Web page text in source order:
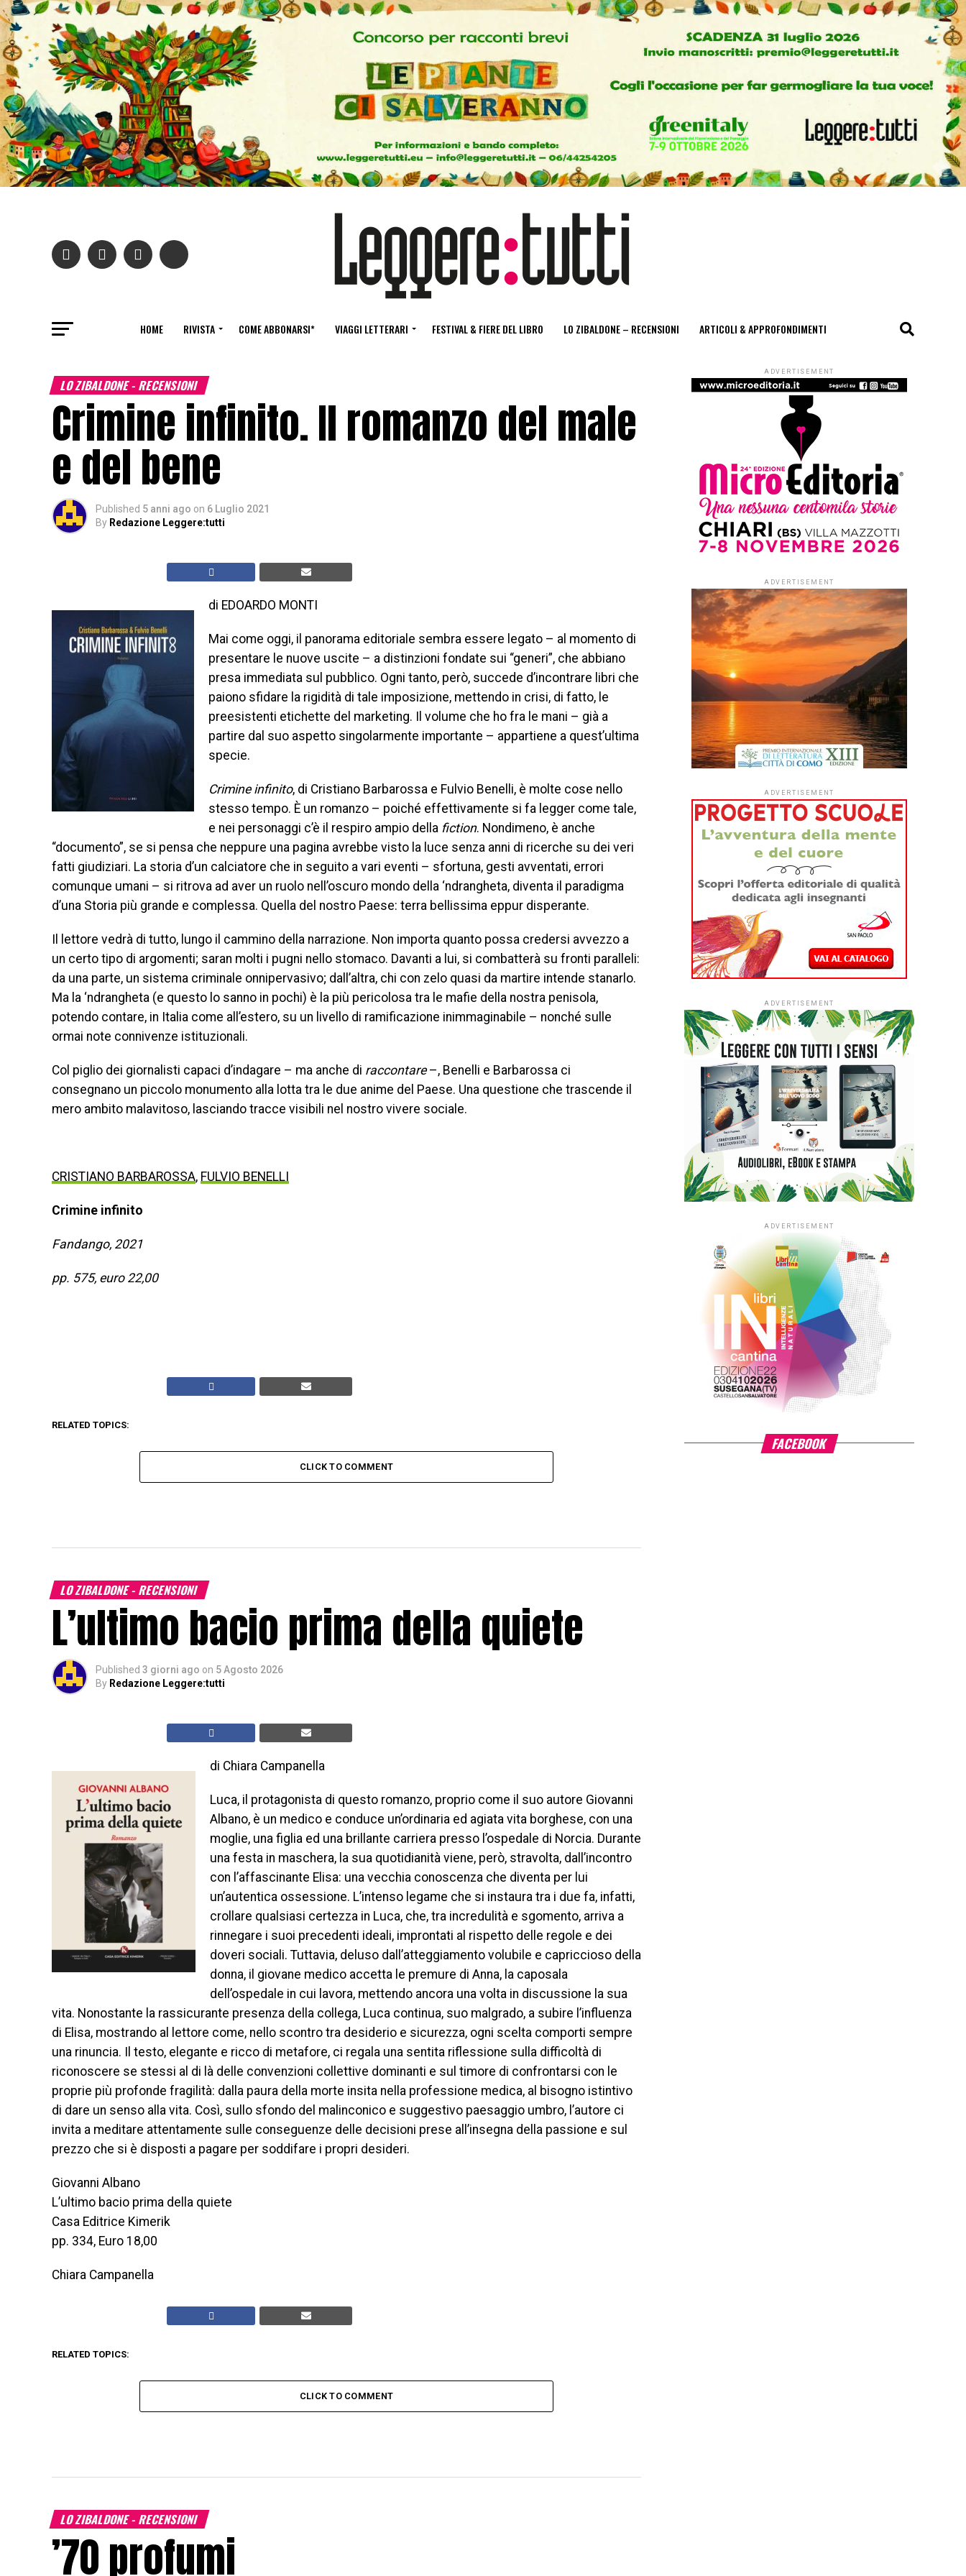
HOME RIVISTA COME ABBONARSI* VIAGGI LETTERARI FESTIVAL & FIERE DEL LIBRO LO ZIBALDONE – RECENSIONI ARTICOLI & APPROFONDIMENTI
LO ZIBALDONE - RECENSIONI
Crimine infinito. Il romanzo del male
e del bene
Published 5 anni ago on 6 Luglio 2021
By Redazione Leggere:tutti
di EDOARDO MONTI
Mai come oggi, il panorama editoriale sembra essere legato – al momento di
presentare le nuove uscite – a distinzioni fondate sui “generi”, che abbiano
presa immediata sul pubblico. Ogni tanto, però, succede d’incontrare libri che
paiono sfidare la rigidità di tale imposizione, mettendo in crisi, di fatto, le
preesistenti etichette del marketing. Il volume che ho fra le mani – già a
partire dal suo aspetto singolarmente importante – appartiene a quest’ultima
specie.
Crimine infinito, di Cristiano Barbarossa e Fulvio Benelli, è molte cose nello
stesso tempo. È un romanzo – poiché effettivamente si fa legger come tale,
e nei personaggi c’è il respiro ampio della fiction. Nondimeno, è anche
“documento”, se si pensa che neppure una pagina avrebbe visto la luce senza anni di ricerche su dei veri
fatti giudiziari. La storia d’un calciatore che in seguito a vari eventi – sfortuna, gesti avventati, errori
comunque umani – si ritrova ad aver un ruolo nell’oscuro mondo della ‘ndrangheta, diventa il paradigma
d’una Storia più grande e complessa. Quella del nostro Paese: terra bellissima eppur disperante.
Il lettore vedrà di tutto, lungo il cammino della narrazione. Non importa quanto possa credersi avvezzo a
un certo tipo di argomenti; saran molti i pugni nello stomaco. Davanti a lui, si combatterà su fronti paralleli:
da una parte, un sistema criminale onnipervasivo; dall’altra, chi con zelo quasi da martire intende stanarlo.
Ma la ‘ndrangheta (e questo lo sanno in pochi) è la più pericolosa tra le mafie della nostra penisola,
potendo contare, in Italia come all’estero, su un livello di ramificazione inimmaginabile – nonché sulle
ormai note connivenze istituzionali.
Col piglio dei giornalisti capaci d’indagare – ma anche di raccontare–, Benelli e Barbarossa ci
consegnano un piccolo monumento alla lotta tra le due anime del Paese. Una questione che trascende il
mero ambito malavitoso, lasciando tracce visibili nel nostro vivere sociale.
CRISTIANO BARBAROSSA, FULVIO BENELLI
Crimine infinito
Fandango, 2021
pp. 575, euro 22,00
RELATED TOPICS:
CLICK TO COMMENT
LO ZIBALDONE - RECENSIONI
L’ultimo bacio prima della quiete
Published 3 giorni ago on 5 Agosto 2026
By Redazione Leggere:tutti
di Chiara Campanella
Luca, il protagonista di questo romanzo, proprio come il suo autore Giovanni
Albano, è un medico e conduce un’ordinaria ed agiata vita borghese, con una
moglie, una figlia ed una brillante carriera presso l’ospedale di Norcia. Durante
una festa in maschera, la sua quotidianità viene, però, stravolta, dall’incontro
con l’affascinante Elisa: una vecchia conoscenza che diventa per lui
un’autentica ossessione. L’intenso legame che si instaura tra i due fa, infatti,
crollare qualsiasi certezza in Luca, che, tra incredulità e sgomento, arriva a
rinnegare i suoi precedenti ideali, improntati al rispetto delle regole e dei
doveri sociali. Tuttavia, deluso dall’atteggiamento volubile e capriccioso della
donna, il giovane medico accetta le premure di Anna, la caposala
dell’ospedale in cui lavora, mettendo ancora una volta in discussione la sua
vita. Nonostante la rassicurante presenza della collega, Luca continua, suo malgrado, a subire l’influenza
di Elisa, mostrando al lettore come, nello scontro tra desiderio e sicurezza, ogni scelta comporti sempre
una rinuncia. Il testo, elegante e ricco di metafore, ci regala una sentita riflessione sulla difficoltà di
riconoscere se stessi al di là delle convenzioni collettive dominanti e sul timore di confrontarsi con le
proprie più profonde fragilità: dalla paura della morte insita nella professione medica, al bisogno istintivo
di dare un senso alla vita. Così, sullo sfondo del malinconico e suggestivo paesaggio umbro, l’autore ci
invita a meditare attentamente sulle conseguenze delle decisioni prese all’insegna della passione e sul
prezzo che si è disposti a pagare per soddifare i propri desideri.
Giovanni Albano
L’ultimo bacio prima della quiete
Casa Editrice Kimerik
pp. 334, Euro 18,00
Chiara Campanella
RELATED TOPICS:
CLICK TO COMMENT
LO ZIBALDONE - RECENSIONI
’70 profumi
ADVERTISEMENT
ADVERTISEMENT
ADVERTISEMENT
ADVERTISEMENT
ADVERTISEMENT
FACEBOOK